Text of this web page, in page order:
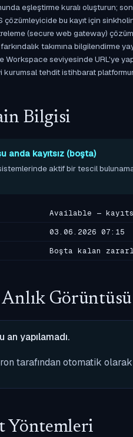
eşleştirme kuralı oluşturun;
çözümleyicide bu kayıt için
(secure web gateway)
takımına bilgilendirme
seviyesinde URL'ye
kurumsal tehdit istihbarat
Bilgisi
anda kayıtsız (boşta)
aktif bir tescil
Available —
03.06.2026 07:15
Boşta kalan
Anlık Görüntüsü
an yapılamadı.
tarafından otomatik
Yöntemleri